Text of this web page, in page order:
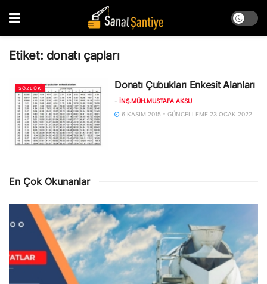
Etiket: donatı çapları
SÖZLÜK Donatı Çubukları Enkesit Alanları
- İNŞ.MÜH.MUSTAFA AKSU
6 KASIM 2015 - GÜNCELLEME 23 OCAK 2022
En Çok Okunanlar